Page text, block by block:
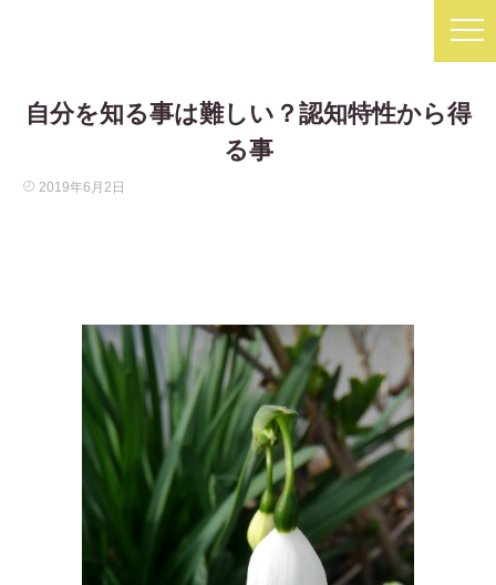
自分を知る事は難しい？認知特性から得
る事
2019年6月2日